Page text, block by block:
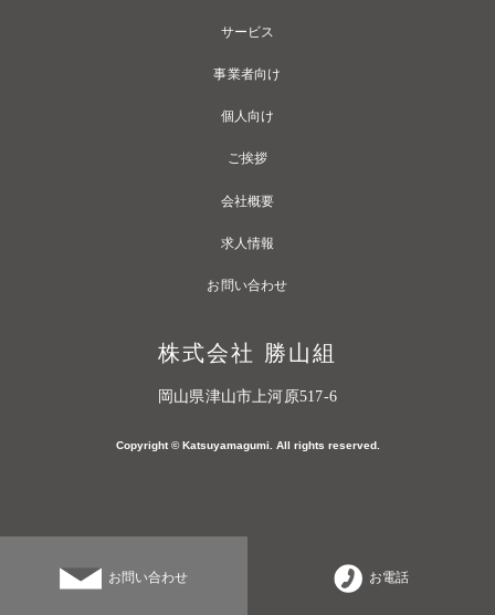
サービス
事業者向け
個人向け
ご挨拶
会社概要
求人情報
お問い合わせ
株式会社 勝山組
岡山県津山市上河原517-6
Copyright © Katsuyamagumi. All rights reserved.
お問い合わせ お電話